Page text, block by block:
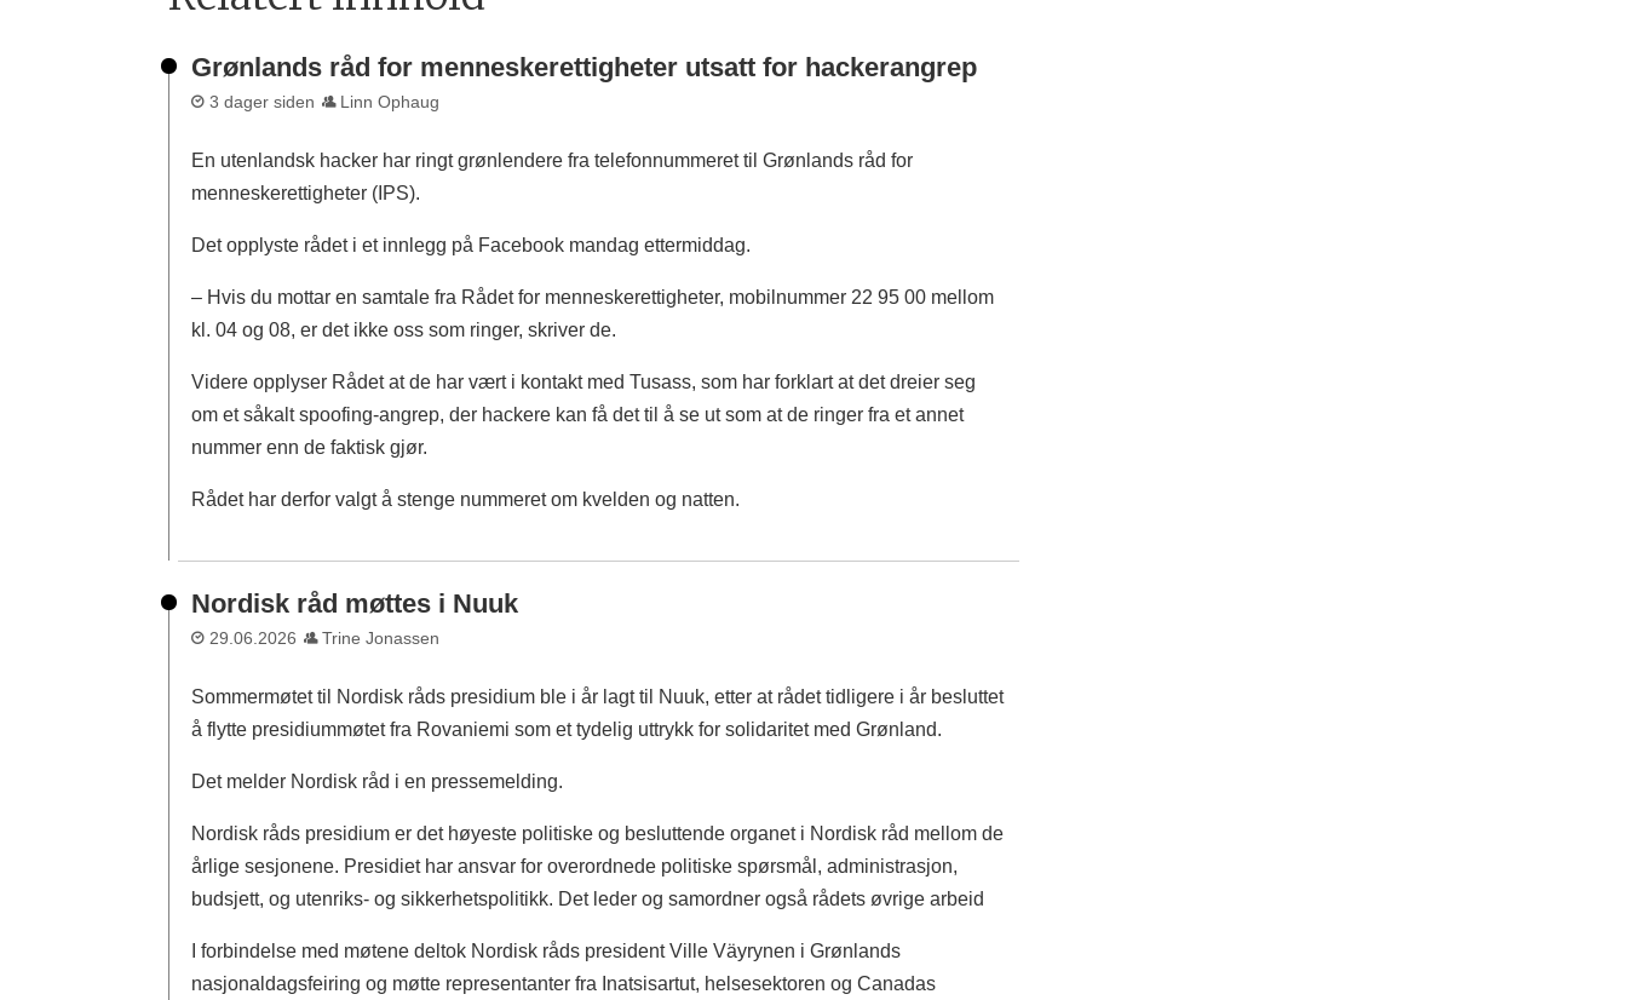
Grønlands råd for menneskerettigheter utsatt for hackerangrep
3 dager siden Linn Ophaug
En utenlandsk hacker har ringt grønlendere fra telefonnummeret til Grønlands råd for
menneskerettigheter (IPS).
Det opplyste rådet i et innlegg på Facebook mandag ettermiddag.
– Hvis du mottar en samtale fra Rådet for menneskerettigheter, mobilnummer 22 95 00 mellom
kl. 04 og 08, er det ikke oss som ringer, skriver de.
Videre opplyser Rådet at de har vært i kontakt med Tusass, som har forklart at det dreier seg
om et såkalt spoofing-angrep, der hackere kan få det til å se ut som at de ringer fra et annet
nummer enn de faktisk gjør.
Rådet har derfor valgt å stenge nummeret om kvelden og natten.
Nordisk råd møttes i Nuuk
29.06.2026 Trine Jonassen
Sommermøtet til Nordisk råds presidium ble i år lagt til Nuuk, etter at rådet tidligere i år besluttet
å flytte presidiummøtet fra Rovaniemi som et tydelig uttrykk for solidaritet med Grønland.
Det melder Nordisk råd i en pressemelding.
Nordisk råds presidium er det høyeste politiske og besluttende organet i Nordisk råd mellom de
årlige sesjonene. Presidiet har ansvar for overordnede politiske spørsmål, administrasjon,
budsjett, og utenriks- og sikkerhetspolitikk. Det leder og samordner også rådets øvrige arbeid
I forbindelse med møtene deltok Nordisk råds president Ville Väyrynen i Grønlands
nasjonaldagsfeiring og møtte representanter fra Inatsisartut, helsesektoren og Canadas